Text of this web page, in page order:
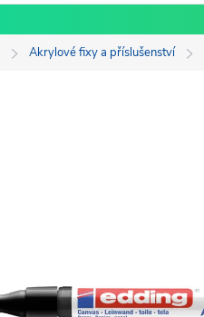
Akrylové fixy a příslušenství